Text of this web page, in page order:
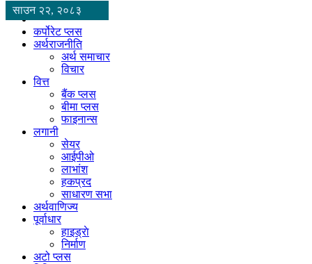
साउन २२, २०८३
कर्पोरेट प्लस
अर्थराजनीति
अर्थ समाचार
विचार
वित्त
बैंक प्लस
बीमा प्लस
फाइनान्स
लगानी
सेयर
आईपीओ
लाभांश
हकप्रद
साधारण सभा
अर्थवाणिज्य
पूर्वाधार
हाइड्राे
निर्माण
अटो प्लस